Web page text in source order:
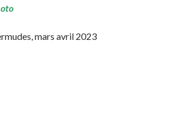
mars avril 2023